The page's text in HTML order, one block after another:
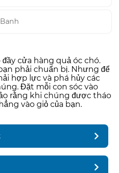
cửa hàng quả óc chó.
phải chuẩn bị. Nhưng để
hợp lực và phá hủy các
Đặt mỗi con sóc vào
rằng khi chúng được tháo
vào giỏ của bạn.